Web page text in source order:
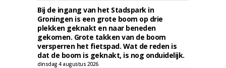
Bij de ingang van het Stadspark in
Groningen is een grote boom op drie
plekken geknakt en naar beneden
gekomen. Grote takken van de boom
versperren het fietspad. Wat de reden is
dat de boom is geknakt, is nog onduidelijk.
dinsdag 4 augustus 2026